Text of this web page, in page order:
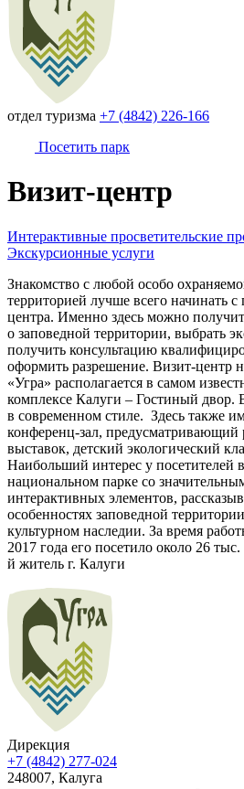
отдел туризма +7 (4842) 226-166
Посетить парк
Визит-центр
Интерактивные просветительские
Экскурсионные услуги
Знакомство с любой особо
территорией лучше всего начинать
центра. Именно здесь можно
о заповедной территории, выбрать
получить консультацию
оформить разрешение. Визит-центр
«Угра» располагается в самом
комплексе Калуги – Гостиный двор.
в современном стиле. Здесь также
конференц-зал,
выставок, детский экологический
Наибольший интерес у посетителей
национальном парке со
интерактивных элементов,
особенностях заповедной
культурном наследии. За время
2017 года его посетило около 26
й житель г. Калуги
Дирекция
+7 (4842) 277-024
248007, Калуга